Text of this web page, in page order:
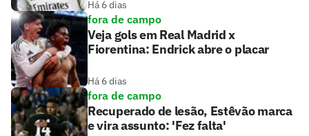
Há 6 dias
fora de campo
Veja gols em Real Madrid x
Fiorentina: Endrick abre o placar
Há 6 dias
fora de campo
Recuperado de lesão, Estêvão marca
e vira assunto: 'Fez falta'